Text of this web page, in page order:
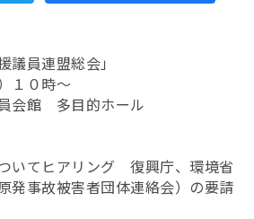
議員連盟総会」
１０時～
会館 多目的ホール
ついてヒアリング 復興庁、環境省
発事故被害者団体連絡会）の要請